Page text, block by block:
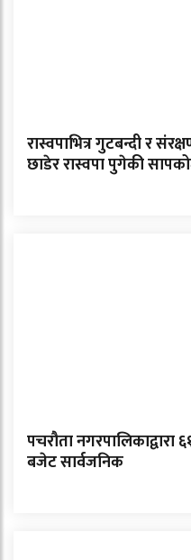
रास्वपाभित्र गुटबन्दी र
छाडेर रास्वपा पुगेकी
पचरौता
बजेट सार्वजनिक